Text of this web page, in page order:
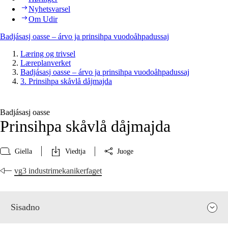
Nyhetsvarsel
Om Udir
Badjásasj oasse – árvo ja prinsihpa vuodoåhpadussaj
Læring og trivsel
Læreplanverket
Badjásasj oasse – árvo ja prinsihpa vuodoåhpadussaj
3. Prinsihpa skåvlå dåjmajda
Badjásasj oasse
Prinsihpa skåvlå dåjmajda
Giella Viedtja Juoge
vg3 industrimekanikerfaget
Sisadno